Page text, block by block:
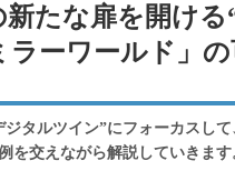
新たな扉を開け
ーワールド」の
ジタルツイン”にフォーカスし
を交えながら解説していきます